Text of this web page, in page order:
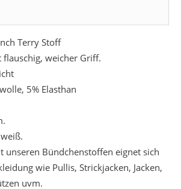
Terry Stoff
flauschig, weicher Griff.
5% Elasthan
unseren Bündchenstoffen eignet sich
wie Pullis, Strickjacken, Jacken,
uvm.